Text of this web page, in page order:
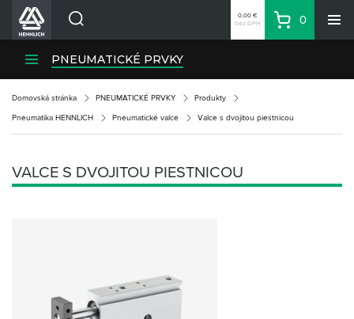
Divízie HENNLICH
Kariéra
Kontakty
Partner Zone
0,00 €
bez DPH
Košík
0
PNEUMATICKÉ PRVKY
Domovská stránka PNEUMATICKÉ PRVKY Produkty
Pneumatika HENNLICH Pneumatické valce Valce s dvojitou piestnicou
VALCE S DVOJITOU PIESTNICOU